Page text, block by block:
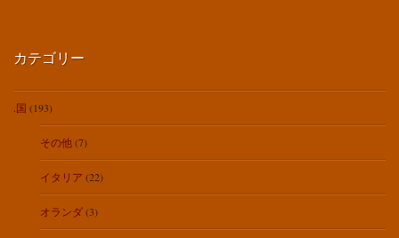
カテゴリー
.国 (193)
その他(7)
イタリア (22)
オランダ(3)